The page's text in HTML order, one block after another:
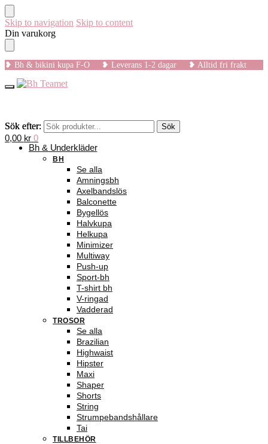
Skip to navigation Skip to content
Din varukorg
❥ Bh & bikini kupa F-O ❥ Leverans 1-2 dagar ❥ Alltid fri frakt
Sök efter: Sök
0,00 kr 0
Sök efter: Sök
Bh & Underkläder
BH
Se alla
Amningsbh
Axelbandslös
Balconette
Bygellös
Halvkupa
Helkupa
Minimizer
Multiway
Push-up
Sport-bh
T-shirt bh
V-ringad
Vadderad
TROSOR
Se alla
Brazilian
Highwaist
Hipster
Maxi
Shaper
Shorts
String
Strumpebandshållare
Tai
TILLBEHÖR